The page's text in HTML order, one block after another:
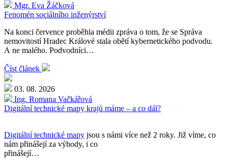
Mgr. Eva Žáčková
Fenomén sociálního inženýrství
Na konci července proběhla médii zpráva o tom, že se Správa
nemovitostí Hradec Králové stala obětí kybernetického podvodu.
A ne malého. Podvodníci…
Číst článek
03. 08. 2026
Ing. Romana Vačkářová
Digitální technické mapy krajů máme – a co dál?
Digitální technické mapy jsou s námi více než 2 roky. Již víme, co
nám přinášejí za výhody, i co
přinášejí…